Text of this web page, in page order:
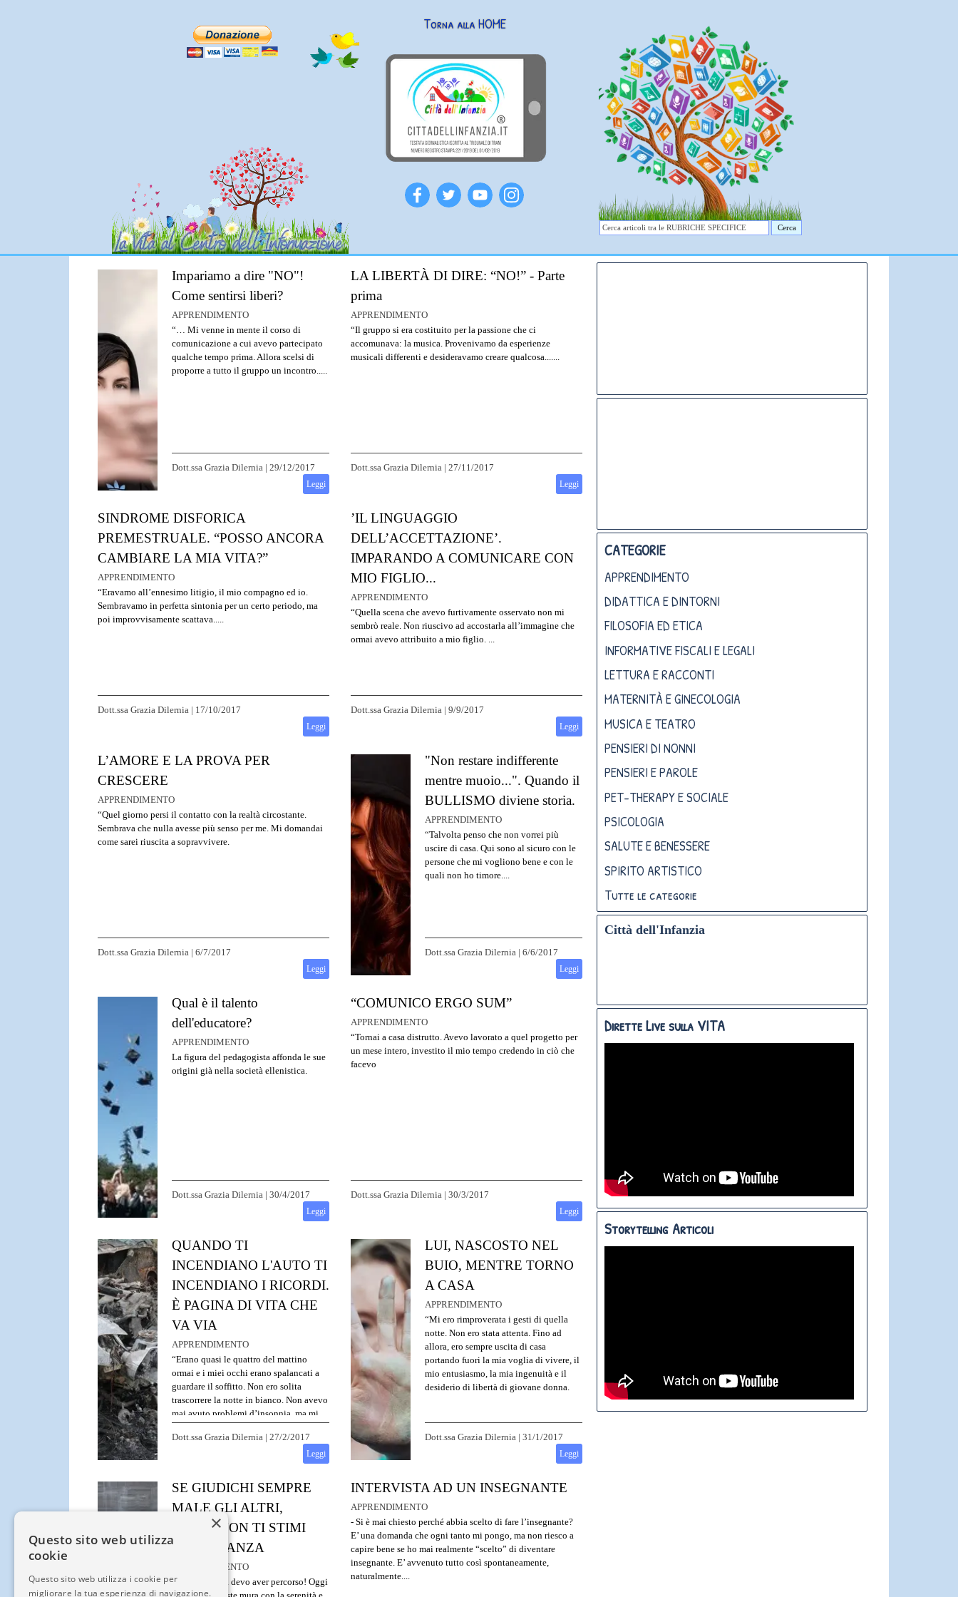
Cerca
Torna alla HOME
Impariamo a dire "NO"!
Come sentirsi liberi?
APPRENDIMENTO
“… Mi venne in mente il corso di
comunicazione a cui avevo partecipato
qualche tempo prima. Allora scelsi di
proporre a tutto il gruppo un incontro.....
Dott.ssa Grazia Dilernia| 29/12/2017
Leggi
LA LIBERTÀ DI DIRE: “NO!” - Parte
prima
APPRENDIMENTO
“Il gruppo si era costituito per la passione che ci
accomunava: la musica. Provenivamo da esperienze
musicali differenti e desideravamo creare qualcosa.......
Dott.ssa Grazia Dilernia | 27/11/2017
Leggi
SINDROME DISFORICA
PREMESTRUALE. “POSSO ANCORA
CAMBIARE LA MIA VITA?”
APPRENDIMENTO
“Eravamo all’ennesimo litigio, il mio compagno ed io.
Sembravamo in perfetta sintonia per un certo periodo, ma
poi improvvisamente scattava.....
Dott.ssa Grazia Dilernia | 17/10/2017
Leggi
’IL LINGUAGGIO
DELL’ACCETTAZIONE’.
IMPARANDO A COMUNICARE CON
MIO FIGLIO...
APPRENDIMENTO
“Quella scena che avevo furtivamente osservato non mi
sembrò reale. Non riuscivo ad accostarla all’immagine che
ormai avevo attribuito a mio figlio. ...
Dott.ssa Grazia Dilernia | 9/9/2017
Leggi
L’AMORE E LA PROVA PER
CRESCERE
APPRENDIMENTO
“Quel giorno persi il contatto con la realtà circostante.
Sembrava che nulla avesse più senso per me. Mi domandai
come sarei riuscita a sopravvivere.
Dott.ssa Grazia Dilernia | 6/7/2017
Leggi
"Non restare indifferente
mentre muoio...". Quando il
BULLISMO diviene storia.
APPRENDIMENTO
“Talvolta penso che non vorrei più
uscire di casa. Qui sono al sicuro con le
persone che mi vogliono bene e con le
quali non ho timore....
Dott.ssa Grazia Dilernia| 6/6/2017
Leggi
Qual è il talento
dell'educatore?
APPRENDIMENTO
La figura del pedagogista affonda le sue
origini già nella società ellenistica.
Dott.ssa Grazia Dilernia| 30/4/2017
Leggi
“COMUNICO ERGO SUM”
APPRENDIMENTO
“Tornai a casa distrutto. Avevo lavorato a quel progetto per
un mese intero, investito il mio tempo credendo in ciò che
facevo
Dott.ssa Grazia Dilernia | 30/3/2017
Leggi
QUANDO TI
INCENDIANO L'AUTO TI
INCENDIANO I RICORDI.
È PAGINA DI VITA CHE
VA VIA
APPRENDIMENTO
“Erano quasi le quattro del mattino
ormai e i miei occhi erano spalancati a
guardare il soffitto. Non ero solita
trascorrere la notte in bianco. Non avevo
mai avuto problemi d’insonnia, ma mi
alcun motivo razionale che potesse
Dott.ssa Grazia Dilernia| 27/2/2017
Leggi
LUI, NASCOSTO NEL
BUIO, MENTRE TORNO
A CASA
APPRENDIMENTO
“Mi ero rimproverata i gesti di quella
notte. Non ero stata attenta. Fino ad
allora, ero sempre uscita di casa
portando fuori la mia voglia di vivere, il
mio entusiasmo, la mia ingenuità e il
desiderio di libertà di giovane donna.
Dott.ssa Grazia Dilernia| 31/1/2017
Leggi
SE GIUDICHI SEMPRE
MALE GLI ALTRI,
FORSE NON TI STIMI
ABBASTANZA
APPRENDIMENTO
“Quanta strada devo aver percorso! Oggi
INTERVISTA AD UN INSEGNANTE
APPRENDIMENTO
- Si è mai chiesto perché abbia scelto di fare l’insegnante?
E’ una domanda che ogni tanto mi pongo, ma non riesco a
capire bene se ho mai realmente “scelto” di diventare
insegnante. E’ avvenuto tutto così spontaneamente,
naturalmente....
CATEGORIE
APPRENDIMENTO
DIDATTICA E DINTORNI
FILOSOFIA ED ETICA
INFORMATIVE FISCALI E LEGALI
LETTURA E RACCONTI
MATERNITÀ E GINECOLOGIA
MUSICA E TEATRO
PENSIERI DI NONNI
PENSIERI E PAROLE
PET-THERAPY E SOCIALE
PSICOLOGIA
SALUTE E BENESSERE
SPIRITO ARTISTICO
Tutte le categorie
Città dell'Infanzia
Dirette Live sulla VITA
Storytelling Articoli
×
Questo sito web utilizza
cookie
Questo sito web utilizza i cookie per
migliorare la tua esperienza di navigazione.